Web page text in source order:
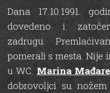
Dana 17.10.1991.
dovedeno i
zadrugu.
pomerali s mesta. Nije
u WC.Marina
dobrovoljci su